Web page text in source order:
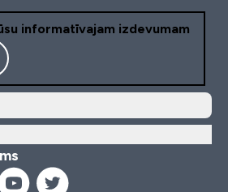
informatīvajam izdevumam